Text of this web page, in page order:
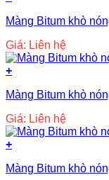
Màng Bitum khò
Giá: Liên hệ
+
Màng Bitum khò
Giá: Liên hệ
+
Màng Bitum khò